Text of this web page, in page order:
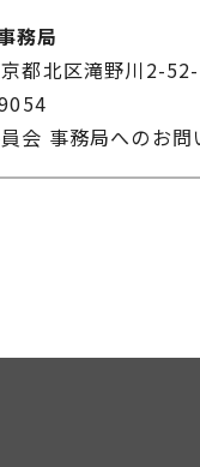
務局
北区滝野川2-52-
会 事務局へのお問